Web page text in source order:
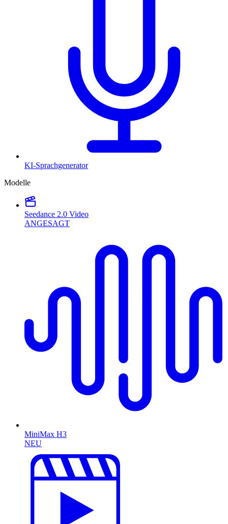
KI-Sprachgenerator
Modelle
Seedance 2.0 Video
ANGESAGT
MiniMax H3
NEU